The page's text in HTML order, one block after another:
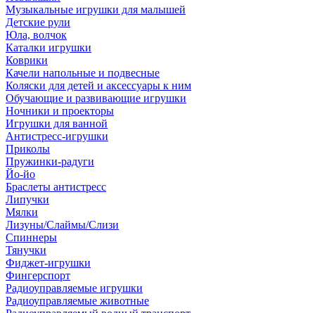
Музыкальные игрушки для малышей
Детские рули
Юла, волчок
Каталки игрушки
Коврики
Качели напольные и подвесные
Коляски для детей и аксессуары к ним
Обучающие и развивающие игрушки
Ночники и проекторы
Игрушки для ванной
Антистресс-игрушки
Приколы
Пружинки-радуги
Йо-йо
Браслеты антистресс
Липучки
Мялки
Лизуны/Слаймы/Слизи
Спиннеры
Тянучки
Фиджет-игрушки
Фингерспорт
Радиоуправляемые игрушки
Радиоуправляемые животные